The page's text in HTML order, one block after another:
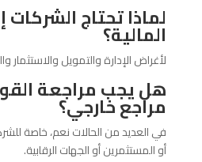
لماذا تحتاج الشركات
المالية؟
لأغراض الإدارة والتمويل والاستثمار
هل يجب مراجعة
مراجع خارجي؟
في العديد من الحالات نعم، خاصة
أو المستثمرين أو الجهات الرقابية.